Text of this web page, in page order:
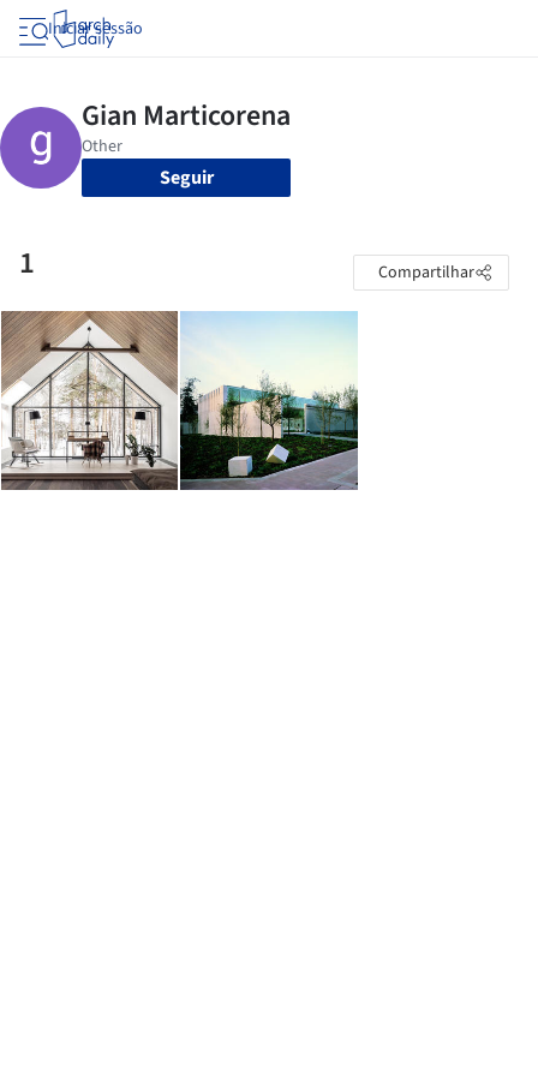
Iniciar sessão
Seguir
1 Compartilhar